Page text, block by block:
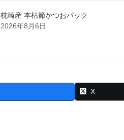
枕崎産 本枯節かつおパック
2026年8月6日
X